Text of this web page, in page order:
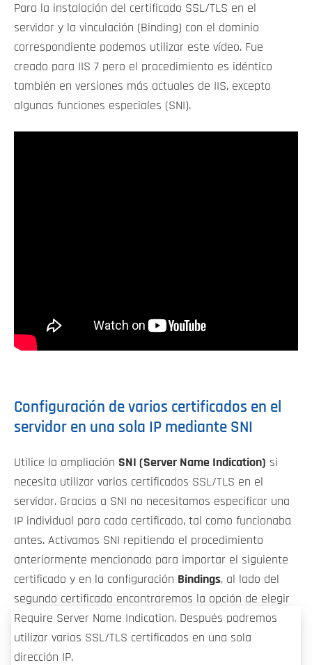
Para la instalación del certificado SSL/TLS en el
servidor y la vinculación (Binding) con el dominio
correspondiente podemos utilizar este vídeo. Fue
creado para IIS 7 pero el procedimiento es idéntico
también en versiones más actuales de IIS, excepto
algunas funciones especiales (SNI).
Configuración de varios certificados en el
servidor en una sola IP mediante SNI
Utilice la ampliación SNI (Server Name Indication) si
necesita utilizar varios certificados SSL/TLS en el
servidor. Gracias a SNI no necesitamos especificar una
IP individual para cada certificado, tal como funcionaba
antes. Activamos SNI repitiendo el procedimiento
anteriormente mencionado para importar el siguiente
certificado y en la configuración Bindings, al lado del
segundo certificado encontraremos la opción de elegir
Require Server Name Indication. Después podremos
utilizar varios SSL/TLS certificados en una sola
dirección IP.